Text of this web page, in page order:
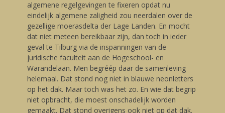
algemene regelgevingen te fixeren opdat nu
eindelijk algemene zaligheid zou neerdalen over de
gezellige moerasdelta der Lage Landen. En mocht
dat niet meteen bereikbaar zijn, dan toch in ieder
geval te Tilburg via de inspanningen van de
juridische faculteit aan de Hogeschool- en
Warandelaan. Men begréép daar de samenleving
helemaal. Dat stond nog niet in blauwe neonletters
op het dak. Maar toch was het zo. En wie dat begrip
niet opbracht, die moest onschadelijk worden
gemaakt. Dat stond overigens ook niet op dat dak.